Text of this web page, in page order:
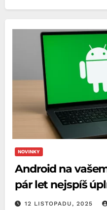
NOVINKY
Android na
pár let nejspíš
12 LISTOPADU, 2025